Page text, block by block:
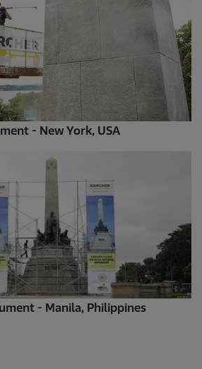
- New York, USA
- Manila, Philippines